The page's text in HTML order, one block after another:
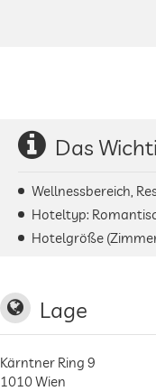
Das
Wellnessbereich,
Hoteltyp:
Hotelgröße
Lage
Kärntner Ring 9
1010Wien